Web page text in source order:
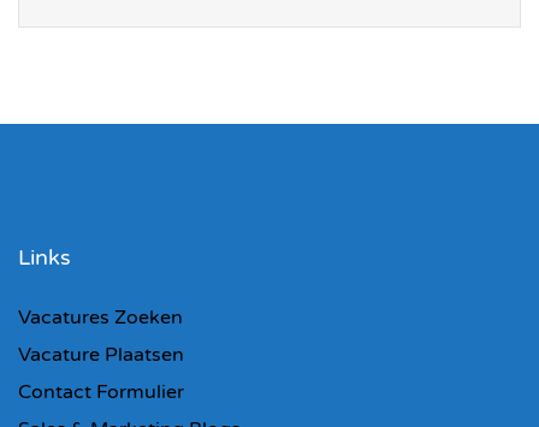
Links
Vacatures Zoeken
Vacature Plaatsen
Contact Formulier